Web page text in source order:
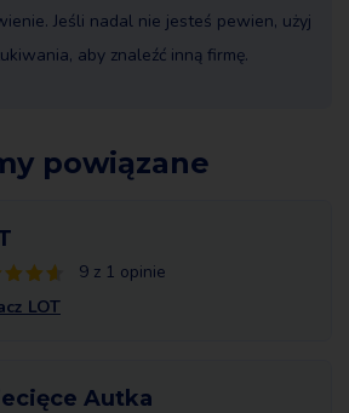
Jeśli nadal nie jesteś pewien, użyj
aby znaleźć inną firmę.
powiązane
9 z 1 opinie
LOT
Autka